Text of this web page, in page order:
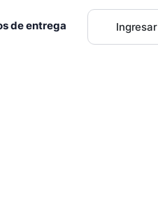
de entrega Ingresar